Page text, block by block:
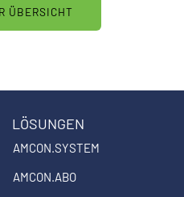
ÜBERSICHT
LÖSUNGEN
AMCON.SYSTEM
AMCON.ABO